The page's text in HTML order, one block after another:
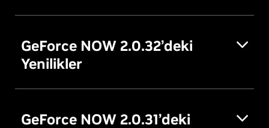
GeForce NOW 2.0.32’deki
Yenilikler
GeForce NOW 2.0.31’deki